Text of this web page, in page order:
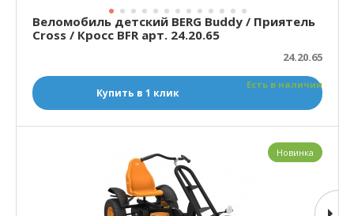
Веломобиль детский BERG Buddy / Приятель
Cross / Кросс BFR арт. 24.20.65
24.20.65
Есть в наличии
Купить в 1 клик
Новинка